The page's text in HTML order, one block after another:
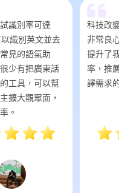
識別率可達
識別英文並去
見的語氣助
少有把廣東話
工具，可以幫
擴大觀眾面，
。
科技改
非常良
提升了
率，推
譯需求